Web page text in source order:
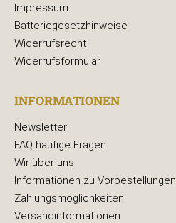
Impressum
Batteriegesetzhinweise
Widerrufsrecht
Widerrufsformular
INFORMATIONEN
Newsletter
FAQ häufige Fragen
Wir über uns
Informationen zu Vorbestellungen
Zahlungsmöglichkeiten
Versandinformationen